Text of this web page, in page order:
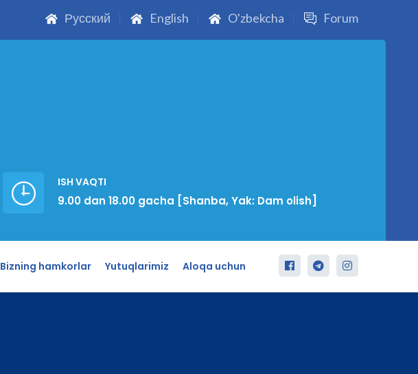
Русский English O'zbekcha Forum
ISH VAQTI
9.00 dan 18.00 gacha [Shanba, Yak: Dam olish]
Bizning hamkorlar Yutuqlarimiz Aloqa uchun